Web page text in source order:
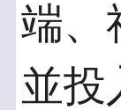
端、
並投